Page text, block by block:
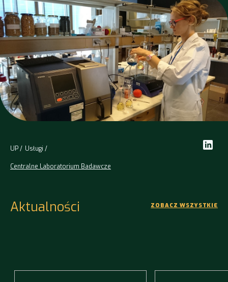
UP Usługi
Centralne Laboratorium Badawcze
Aktualności ZOBACZ WSZYSTKIE